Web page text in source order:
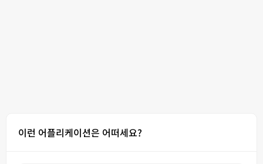
이런 어플리케이션은 어떠세요?